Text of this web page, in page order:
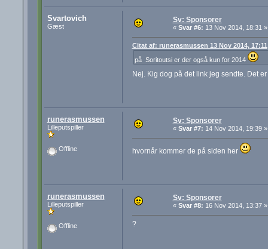
Svartovich
Gæst
Sv: Sponsorer
« Svar #6: 13 Nov 2014, 18:31 »
Citat af: runerasmussen 13 Nov 2014, 17:11
på Soritoutsi er der også kun for 2014
Nej. Kig dog på det link jeg sendte. Det
runerasmussen
Lilleputspiller
Offline
Sv: Sponsorer
« Svar #7: 14 Nov 2014, 19:39 »
hvornår kommer de på siden her
runerasmussen
Lilleputspiller
Offline
Sv: Sponsorer
« Svar #8: 16 Nov 2014, 13:37 »
?